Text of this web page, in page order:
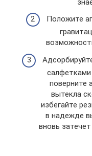
Положите
поверните
вытекла
избегайте
в надежде
вновь